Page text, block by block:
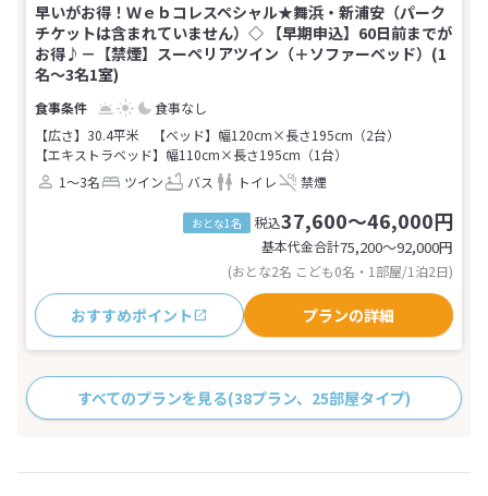
早いがお得！Ｗｅｂコレスペシャル★舞浜・新浦安（パーク
チケットは含まれていません）◇ 【早期申込】60日前までが
お得♪－【禁煙】スーペリアツイン（＋ソファーベッド）(1
名～3名1室)
食事なし
【広さ】30.4平米
【ベッド】幅120cm×長さ195cm（2台）
【エキストラベッド】幅110cm×長さ195cm（1台）
1～3名
ツイン バス トイレ 禁煙
おとな1名 税込37,600～46,000円
基本代金合計75,200〜92,000円
(おとな2名 こども0名・1部屋/1泊2日)
おすすめポイント プランの詳細
すべてのプランを見る(38プラン、25部屋タイプ)